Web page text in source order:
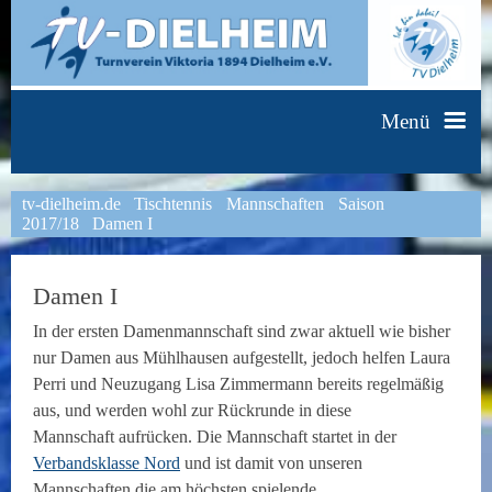
Menü
Faustball Fitness & Dance
HipHop
Body Fit
Step & Power
Handball
Herren I
Herren II
Jugend
A-Jugend männlich
Spielpläne
Leichtathletik
Schülerleichtathletik
Unsere Trainingszeiten
Fit & Fun
Er & Sie
Frauengymnastik
Tischtennis
Trainingsbetrieb
Turnen Info
tv-dielheim.de Tischtennis Mannschaften
Saison
2017/18
Damen I
Damen I
In der ersten Damenmannschaft sind zwar aktuell wie bisher
nur Damen aus Mühlhausen aufgestellt, jedoch helfen Laura
Perri und Neuzugang Lisa Zimmermann bereits regelmäßig
aus, und werden wohl zur Rückrunde in diese
Mannschaft aufrücken. Die Mannschaft startet in der
Verbandsklasse Nord und ist damit von unseren